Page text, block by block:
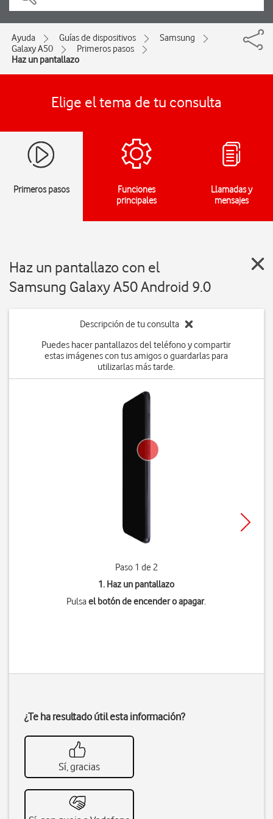
Ayuda Guías de dispositivos
Samsung
Galaxy A50
Primeros pasos
Haz un pantallazo
Elige el tema de tu consulta
Primeros pasos
Funciones
principales
Llamadas y
mensajes
Haz un pantallazo con el
Samsung Galaxy A50 Android 9.0
Descripción de tu consulta
Puedes hacer pantallazos del teléfono y compartir
estas imágenes con tus amigos o guardarlas para
utilizarlas más tarde.
Paso 1 de 2
1. Haz un pantallazo
Pulsael botón de encender o apagar.
¿Te ha resultado útil esta información?
Sí, gracias